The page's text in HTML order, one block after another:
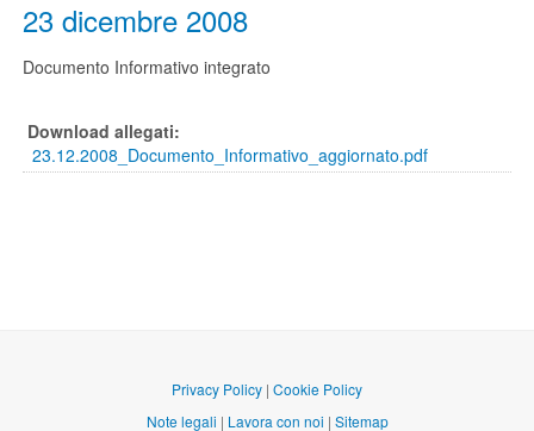
23 dicembre 2008
Documento Informativo integrato
Download allegati:
23.12.2008_Documento_Informativo_aggiornato.pdf
Privacy Policy | Cookie Policy
Note legali | Lavora con noi | Sitemap